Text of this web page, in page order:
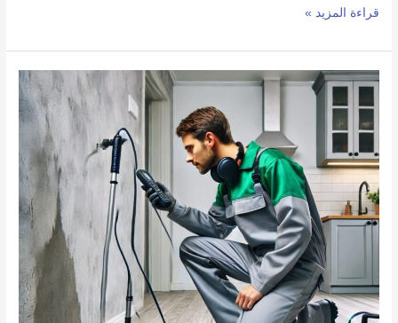
قراءة المزيد »
شركه
تسربات
مياه
بالرياض